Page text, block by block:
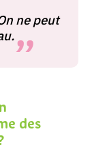
ne peut
des